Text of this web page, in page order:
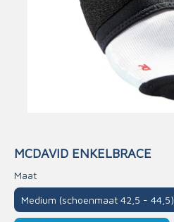
MCDAVID ENKELBRACE
Maat
Medium (schoenmaat 42,5 - 44,5)